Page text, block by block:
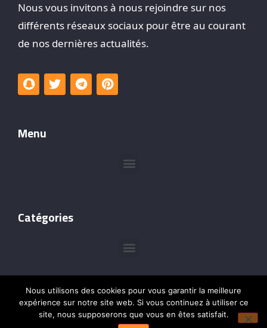
Nous vous invitons à nous rejoindre sur nos
différents réseaux sociaux pour être au courant
de nos dernières actualités.
Menu
Catégories
Nous utilisons des cookies pour vous garantir la meilleure
expérience sur notre site web. Si vous continuez à utiliser ce
site, nous supposerons que vous en êtes satisfait.